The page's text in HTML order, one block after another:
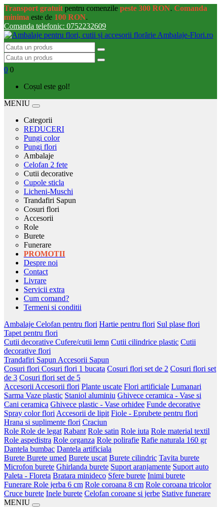
Transport gratuit pentru comenzile peste 300 RON. Comanda
minima este de 100 RON.
Comanda telefonic: 0752232609
0 0
Coșul este gol!
MENIU
Categorii
REDUCERI
Pungi color
Pungi flori
Ambalaje
Celofan 2 fete
Cutii decorative
Cupole sticla
Licheni-Muschi
Trandafiri Sapun
Cosuri flori
Accesorii
Role
Burete
Funerare
PROMOTII
Despre noi
Contact
Livrare
Servicii extra
Cum comand?
Termeni si conditii
Ambalaje Celofan pentru flori Hartie pentru flori Sul plase flori
Tapet pentru flori
Cutii decorative Cufere/cutii lemn Cutii cilindrice plastic Cutii
decorative flori
Trandafiri Sapun Accesorii Sapun
Cosuri flori Cosuri flori 1 bucata Cosuri flori set de 2 Cosuri flori set
de 3 Cosuri flori set de 5
Accesorii Accesorii flori Plante uscate Flori artificiale Lumanari
Sarma Vaze plastic Staniol aluminiu Ghivece ceramica - Vase si
Cani ceramica Ghivece plastic - Vase orhidee Funde decorative
Spray color flori Accesorii de lipit Fiole - Eprubete pentru flori
Hrana si suplimente flori Craciun
Role Role de legat Rabant Role satin Role iuta Role material textil
Role aspedistra Role organza Role polirafie Rafie naturala 160 gr
Dantela bumbac Dantela artificiala
Burete Burete umed Burete uscat Burete cilindric Tavita burete
Microfon burete Ghirlanda burete Suport aranjamente Suport auto
Paleta - Floreta Bratara minideco Sfere burete Inimi burete
Funerare Role jerba 6 cm Role coroana 8 cm Role coroana tricolor
Cruce burete Inele burete Celofan coroane si jerbe Stative funerare
MENIU